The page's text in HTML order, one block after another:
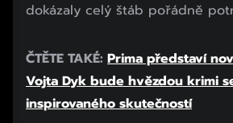
dokázaly celý štáb pořádně
ČTĚTE TAKÉ: Prima představí
Vojta Dyk bude hvězdou krimi
inspirovaného skutečností